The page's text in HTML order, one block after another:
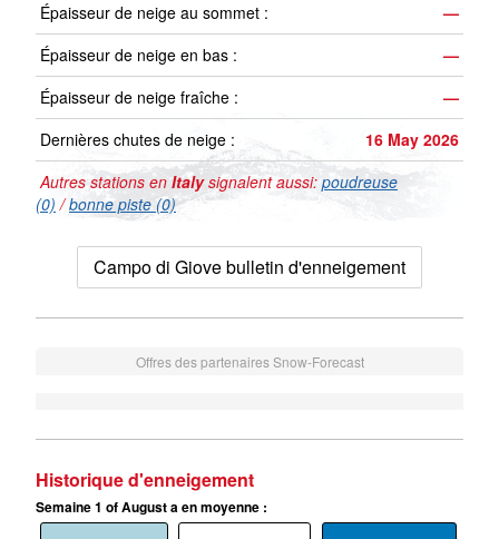
Épaisseur de neige au sommet :
—
Épaisseur de neige en bas :
—
Épaisseur de neige fraîche :
—
Dernières chutes de neige :
16 May 2026
Autres stations en Italysignalent aussi: poudreuse
(0) /bonne piste (0)
Campo di Giove bulletin d'enneigement
Offres des partenaires Snow-Forecast
Historique d'enneigement
Semaine 1 of August a en moyenne :